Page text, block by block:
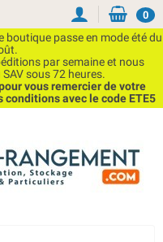
boutique passe en mode été du
par semaine et nous
sous 72 heures.
vous remercier de votre
conditions avec le code ETE5
0